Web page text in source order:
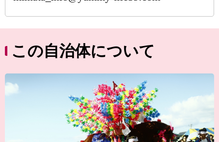
この自治体について